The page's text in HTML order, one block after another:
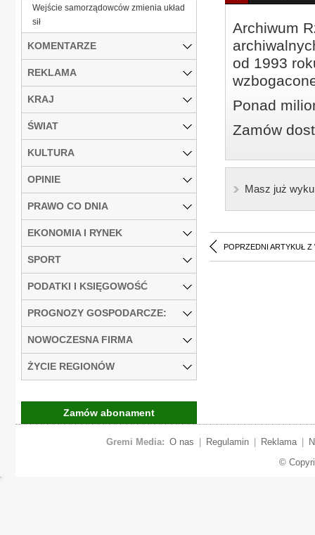
Archiwum
od 1993
Ponad
Zamów
Masz już
POPRZEDNI ARTYKUŁ Z
Wejście samorządowców zmienia układ
sił
KOMENTARZE
REKLAMA
KRAJ
ŚWIAT
KULTURA
OPINIE
PRAWO CO DNIA
EKONOMIA I RYNEK
SPORT
PODATKI I KSIĘGOWOŚĆ
PROGNOZY GOSPODARCZE:
NOWOCZESNA FIRMA
ŻYCIE REGIONÓW
Zamów abonament
Gremi Media: O nas Regulamin Reklama
©